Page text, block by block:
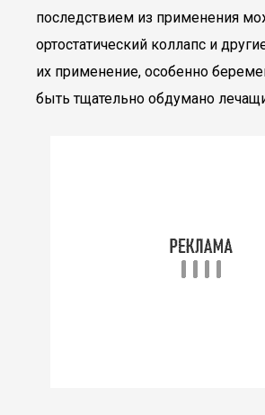
последствием из применения
ортостатический коллапс и
их применение, особенно
быть тщательно обдумано